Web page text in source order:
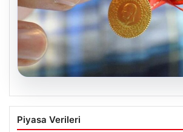
05.08.2026
Altın fiyatları canlı 8 Nisan
Güncel alış ve satış
Piyasa Verileri